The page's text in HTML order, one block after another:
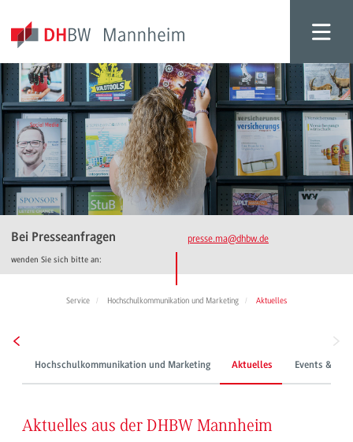
Bei Presseanfragen
wenden Sie sich bitte an:
presse.ma@dhbw.de
Service Hochschulkommunikation und Marketing Aktuelles
Hochschulkommunikation und Marketing Aktuelles Events &
Aktuelles aus der DHBW Mannheim